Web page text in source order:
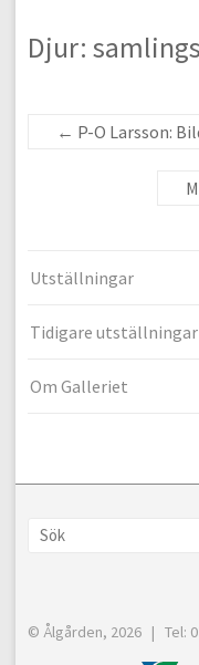
Djur:
← P-O Larsson:
Utställningar
Tidigare utställningar
Om Galleriet
© Ålgården, 2026 | Tel: